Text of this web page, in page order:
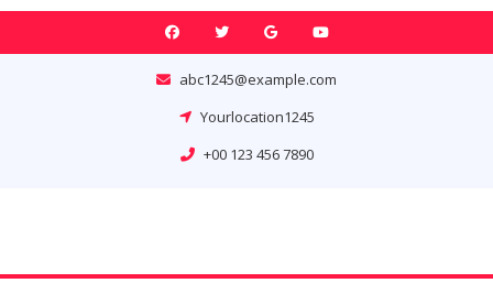
Skip
abc1245@example.com
Yourlocation1245
+00 123 456 7890